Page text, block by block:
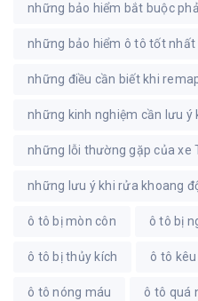
những bảo hiểm bắt buộc
những bảo hiểm ô tô tốt nhất
những điều cần biết khi
những kinh nghiệm cần lưu ý
những lỗi thường gặp của xe
những lưu ý khi rửa khoang
ô tô bị mòn côn ô tô bị
ô tô bị thủy kích ô tô
ô tô nóng máu ô tô quá